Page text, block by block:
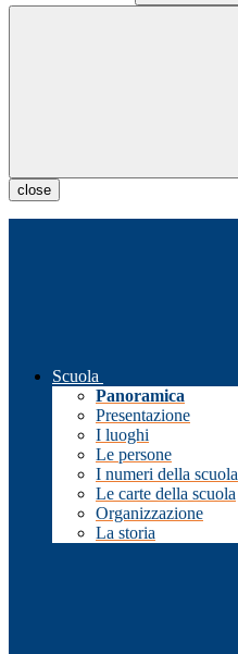
close
Scuola
Panoramica
Presentazione
I luoghi
Le persone
I numeri della scuola
Le carte della scuola
Organizzazione
La storia